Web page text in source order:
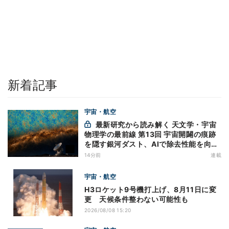
新着記事
宇宙・航空
物理学の最前線 第13回 宇宙開闢の痕跡
を隠す銀河ダスト、AIで除去性能を向上
- CMBのBモード探索に新手法
14分前 連載
宇宙・航空
H3ロケット9号機打上げ、8月11日に変
更 天候条件整わない可能性も
2026/08/08 15:20